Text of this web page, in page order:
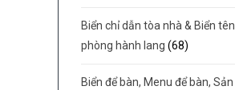
Biển chỉ dẫn tòa nhà & Biển tên
phòng hành lang (68)
Biển để bàn, Menu để bàn, Sản